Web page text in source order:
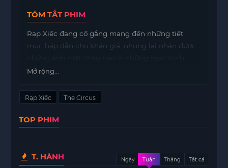
TÓM TẮT PHIM
Rạp Xiếc đang cố gắng mang đến những tiết
mục hấp dẫn cho khán giả, nhưng lại nhận được
diễn đã quá quen thuộc. Ông chủ của rạp xiếc
hút sự chú ý của khán giả.
xiếc khi đang bị cảnh sát đuổi theo do bị hiểu lầm
khiến ông chủ rạp xiếc quyết định thuê gã về làm
Mở rộng...
Rạp Xiếc The Circus
TOP PHIM
T. HÀNH Ngày Tuần Tháng Tất cả